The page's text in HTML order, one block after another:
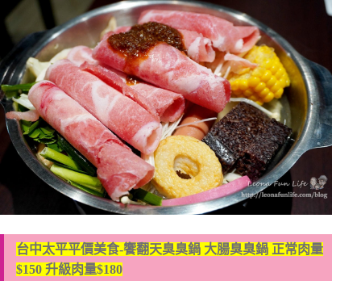
台中太平平價美食-饗翻天臭臭鍋 大腸臭臭鍋 正常肉量
$150 升級肉量$180